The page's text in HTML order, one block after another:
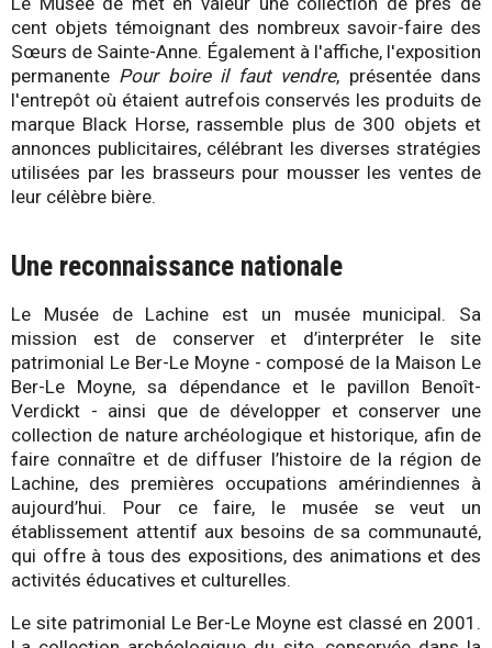
cent objets témoignant des nombreux savoir-faire des
Sœurs de Sainte-Anne. Également à l'affiche, l'exposition
permanente Pour boire il faut vendre, présentée dans
l'entrepôt où étaient autrefois conservés les produits de
marque Black Horse, rassemble plus de 300 objets et
annonces publicitaires, célébrant les diverses stratégies
utilisées par les brasseurs pour mousser les ventes de
leur célèbre bière.
Une reconnaissance nationale
Le Musée de Lachine est un musée municipal. Sa
mission est de conserver et d’interpréter le site
patrimonial Le Ber-Le Moyne - composé de la Maison Le
Ber-Le Moyne, sa dépendance et le pavillon Benoît-
Verdickt - ainsi que de développer et conserver une
collection de nature archéologique et historique, afin de
faire connaître et de diffuser l’histoire de la région de
Lachine, des premières occupations amérindiennes à
aujourd’hui. Pour ce faire, le musée se veut un
établissement attentif aux besoins de sa communauté,
qui offre à tous des expositions, des animations et des
activités éducatives et culturelles.
Le site patrimonial Le Ber-Le Moyne est classé en 2001.